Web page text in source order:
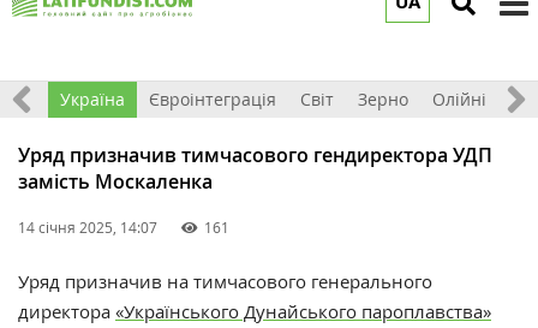
Все Україна Євроінтеграція Світ Зерно Олійні
Уряд призначив тимчасового гендиректора УДП
замість Москаленка
14 січня 2025, 14:07 161
Уряд призначив на тимчасового генерального
директора «Українського Дунайського пароплавства»